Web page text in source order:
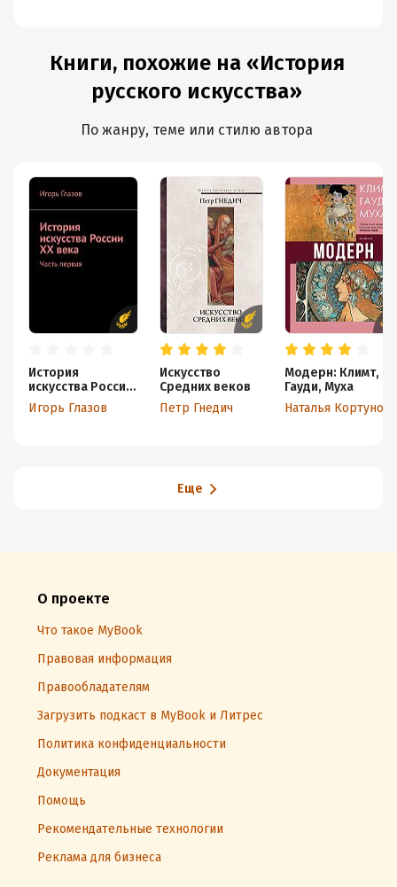
Книги, похожие на «История
русского искусства»
По жанру, теме или стилю автора
История
искусства России
ХХ века. Часть
первая
Игорь Глазов
Искусство
Средних веков
Петр Гнедич
Модерн: Климт,
Гауди, Муха
Наталья Кортунова
Еще
О проекте
Что такое MyBook
Правовая информация
Правообладателям
Загрузить подкаст в MyBook и Литрес
Политика конфиденциальности
Документация
Помощь
Рекомендательные технологии
Реклама для бизнеса